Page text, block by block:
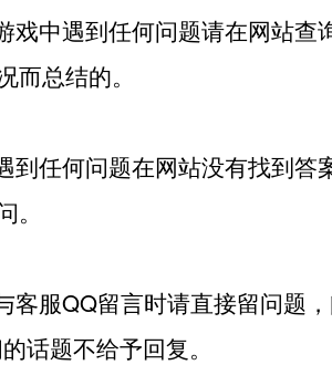
戏中遇到任何问题请在网站查
而总结的。
到任何问题在网站没有找到答
客服QQ留言时请直接留问题
话题不给予回复。